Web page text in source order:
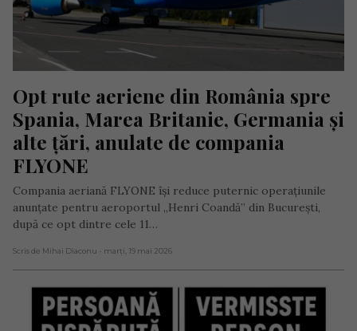
Opt rute aeriene din România spre
Spania, Marea Britanie, Germania și
alte țări, anulate de compania
FLYONE
Compania aeriană FLYONE își reduce puternic operațiunile
anunțate pentru aeroportul „Henri Coandă” din București,
după ce opt dintre cele 11…
Scris de Mihai Diaconu - marți, 19 mai 2026